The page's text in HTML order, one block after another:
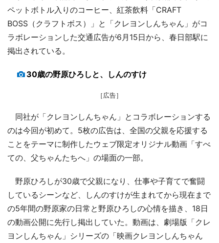
ペットボトル入りのコーヒー、紅茶飲料「CRAFT
BOSS（クラフトボス）」と「クレヨンしんちゃん」がコ
ラボレーションした交通広告が6月15日から、春日部駅に
掲出されている。
30歳の野原ひろしと、しんのすけ
［広告］
同社が「クレヨンしんちゃん」とコラボレーションする
のは今回が初めて。5枚の広告は、全国の父親を応援する
ことをテーマに制作したウェブ限定オリジナル動画「すべ
ての、父ちゃんたちへ」の場面の一部。
野原ひろしが30歳で父親になり、仕事や子育てで奮闘
しているシーンなど、しんのすけが生まれてから現在まで
の5年間の野原家の日常と野原ひろしの心情を描き、18日
の動画公開に先行し掲出していた。動画は、劇場版「クレ
ヨンしんちゃん」シリーズの「映画クレヨンしんちゃん